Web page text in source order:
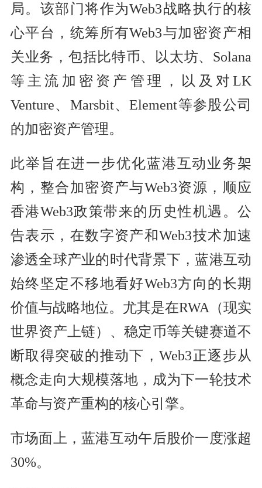
局。该部门将作为Web3战略执行的核
心平台，统筹所有Web3与加密资产相
关业务，包括比特币、以太坊、Solana
等主流加密资产管理，以及对LK
Venture、Marsbit、Element等参股公司
的加密资产管理。
此举旨在进一步优化蓝港互动业务架
构，整合加密资产与Web3资源，顺应
香港Web3政策带来的历史性机遇。公
告表示，在数字资产和Web3技术加速
渗透全球产业的时代背景下，蓝港互动
始终坚定不移地看好Web3方向的长期
价值与战略地位。尤其是在RWA（现实
世界资产上链）、稳定币等关键赛道不
断取得突破的推动下，Web3正逐步从
概念走向大规模落地，成为下一轮技术
革命与资产重构的核心引擎。
市场面上，蓝港互动午后股价一度涨超
30%。